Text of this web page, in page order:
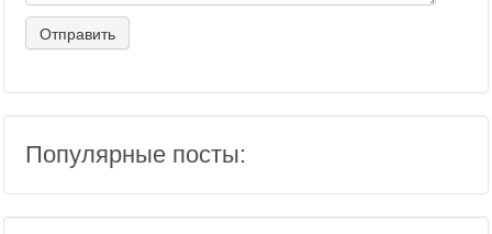
Популярные посты: